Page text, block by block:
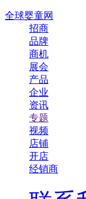
全球婴童网
招商
品牌
商机
展会
产品
企业
资讯
专题
视频
店铺
开店
经销商